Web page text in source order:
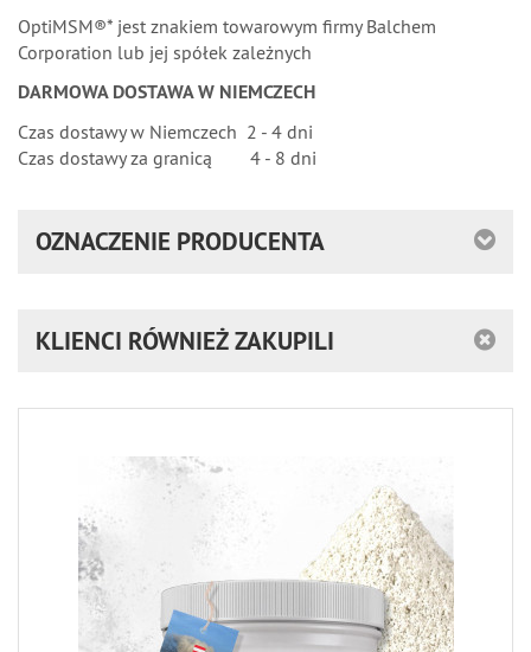
OptiMSM®* jest znakiem towarowym firmy Balchem
Corporation lub jej spółek zależnych
DARMOWA DOSTAWA W NIEMCZECH
Czas dostawy w Niemczech 2 - 4 dni
Czas dostawy za granicą 4 - 8 dni
OZNACZENIE PRODUCENTA
KLIENCI RÓWNIEŻ ZAKUPILI